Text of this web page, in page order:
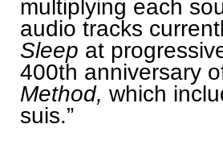
multiplying each
audio tracks
Sleep at
400th anniversary
Method, which
suis.”